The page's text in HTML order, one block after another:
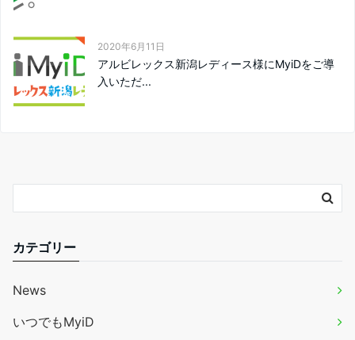
2020年6月11日
アルビレックス新潟レディース様にMyiDをご導
入いただ...
カテゴリー
News
いつでもMyiD